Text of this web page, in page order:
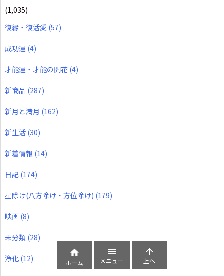
(1,035)
復縁・復活愛 (57)
成功運 (4)
才能運・才能の開花 (4)
新商品 (287)
新月と満月 (162)
新生活 (30)
新着情報 (14)
日記 (174)
星除け(八方除け・方位除け) (179)
映画 (8)
未分類 (28)
浄化 (12)

ホーム

メニュー

上へ